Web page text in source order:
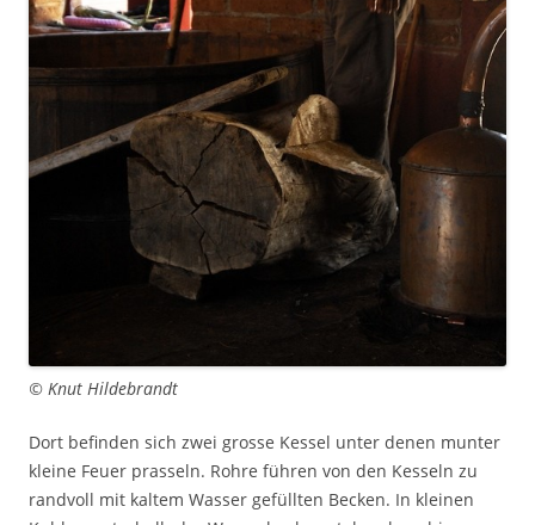
© Knut Hildebrandt
Dort befinden sich zwei grosse Kessel unter denen munter
kleine Feuer prasseln. Rohre führen von den Kesseln zu
randvoll mit kaltem Wasser gefüllten Becken. In kleinen